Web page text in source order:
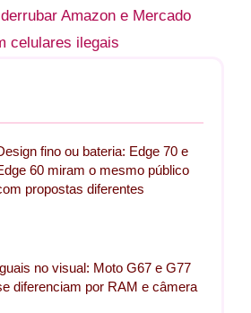
Amazon e Mercado
celulares ilegais
fino ou bateria: Edge 70 e
60 miram o mesmo público
propostas diferentes
no visual: Moto G67 e G77
diferenciam por RAM e câmera